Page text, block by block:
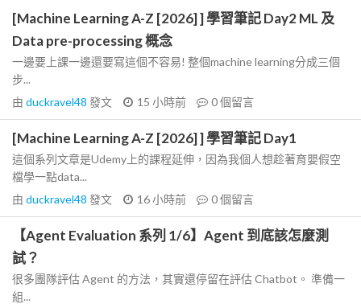
[Machine Learning A-Z [2026] ] 學習筆記 Day2 ML 及
Data pre-processing 概念
一邊要上課一邊還要寫這個不容易! 整個machine learning分成三個
步...
由 duckravel48 發文 15 小時前 0個留言
[Machine Learning A-Z [2026] ] 學習筆記 Day1
這個系列文章是Udemy上的課程延伸，因為我個人想趁著育嬰假空
檔學一點data...
由 duckravel48 發文 16 小時前 0個留言
【Agent Evaluation 系列 1/6】Agent 到底該怎麼測
試？
很多團隊評估 Agent 的方法，其實還停留在評估 Chatbot。 準備一
組...